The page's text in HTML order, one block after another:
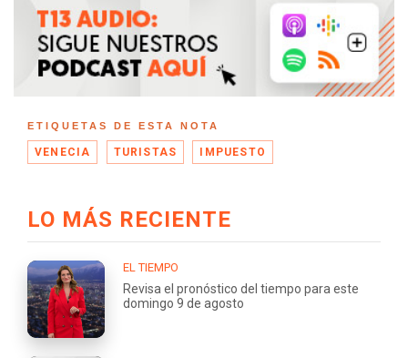
ETIQUETAS DE ESTA NOTA
VENECIA TURISTAS IMPUESTO
LO MÁS RECIENTE
EL TIEMPO
Revisa el pronóstico del tiempo para este
domingo 9 de agosto